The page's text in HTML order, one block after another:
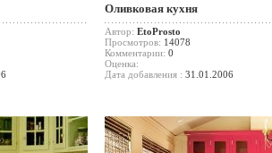
Оливковая кухня
Автор: EtoProsto
Просмотров: 14078
Комментарии: 0
Оценка:
Дата добавления : 31.01.2006